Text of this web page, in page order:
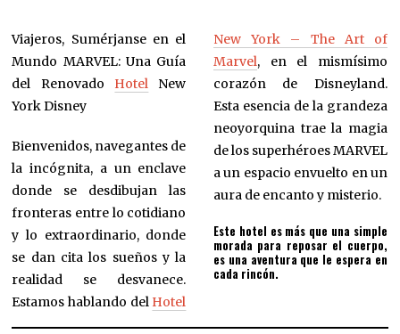
Viajeros, Sumérjanse en el
Mundo MARVEL: Una Guía
del Renovado Hotel New
York Disney
Bienvenidos, navegantes de
la incógnita, a un enclave
donde se desdibujan las
fronteras entre lo cotidiano
y lo extraordinario, donde
se dan cita los sueños y la
realidad se desvanece.
Estamos hablando del Hotel
New York – The Art of
Marvel, en el mismísimo
corazón de Disneyland.
Esta esencia de la grandeza
neoyorquina trae la magia
de los superhéroes MARVEL
a un espacio envuelto en un
aura de encanto y misterio.
Este hotel es más que una simple
morada para reposar el cuerpo,
es una aventura que le espera en
cada rincón.